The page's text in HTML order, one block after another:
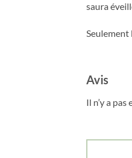
saura
Seulement
Avis
Il n’y a pas